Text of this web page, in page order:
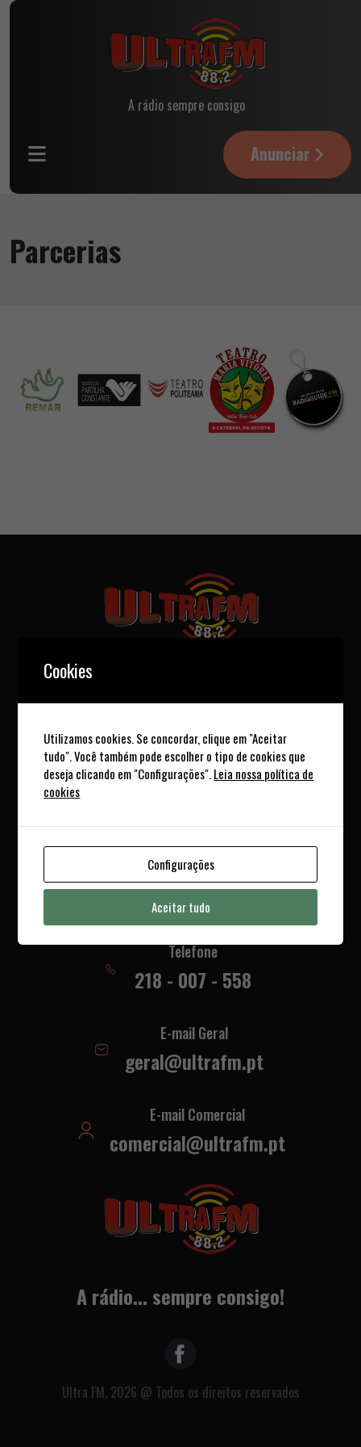
A rádio sempre consigo
Anunciar
Parcerias
Política de Privacidade
Transparência
Estatuto Editorial
Anunciar na Ultra FM
contactos
Telefone
218 - 007 - 558
E-mail Geral
geral@ultrafm.pt
E-mail Comercial
comercial@ultrafm.pt
A rádio... sempre consigo!
Ultra FM, 2026 @ Todos os direitos reservados
Cookies
Utilizamos cookies. Se concordar, clique em "Aceitar
tudo". Você também pode escolher o tipo de cookies que
deseja clicando em "Configurações".Leia nossa política de
cookies
Configurações
Aceitar tudo